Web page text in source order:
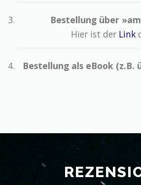
Bestellung über
Hier ist der Link
Bestellung als eBook (z.B.